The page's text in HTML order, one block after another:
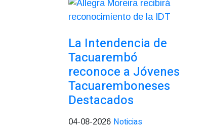
La Intendencia de
Tacuarembó
reconoce a Jóvenes
Tacuaremboneses
Destacados
04-08-2026 Noticias